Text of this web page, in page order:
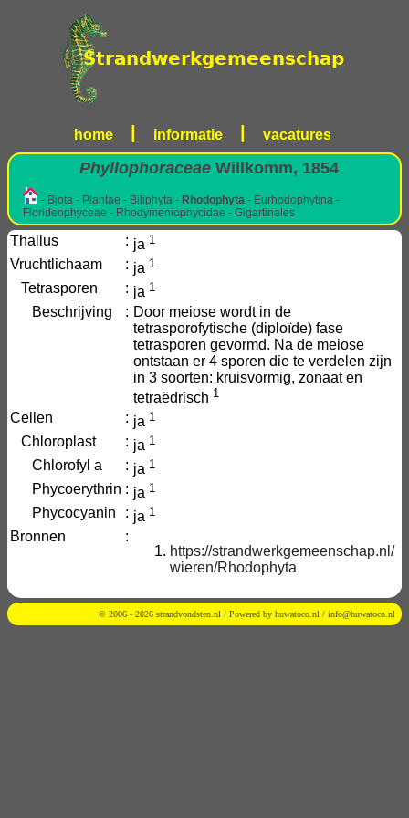
home informatie vacatures
Phyllophoraceae Willkomm, 1854
- Biota - Plantae - Biliphyta - Rhodophyta - Eurhodophytina -
Florideophyceae - Rhodymeniophycidae - Gigartinales
Thallus : ja 1
Vruchtlichaam : ja 1
Tetrasporen : ja 1
Beschrijving : Door meiose wordt in de
tetrasporofytische (diploïde) fase
tetrasporen gevormd. Na de meiose
ontstaan er 4 sporen die te verdelen zijn
in 3 soorten: kruisvormig, zonaat en
tetraëdrisch 1
Cellen : ja 1
Chloroplast : ja 1
Chlorofyl a : ja 1
Phycoerythrin : ja 1
Phycocyanin : ja 1
Bronnen
:
https://strandwerkgemeenschap.nl/
wieren/Rhodophyta
© 2006 - 2026 strandvondsten.nl / Powered by huwatoco.nl / info@huwatoco.nl